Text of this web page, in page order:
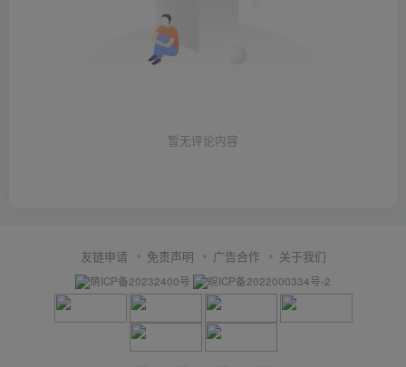
暂无评论内容
友链申请 免责声明 广告合作 关于我们
萌ICP备20232400号 皖ICP备2022000334号-2